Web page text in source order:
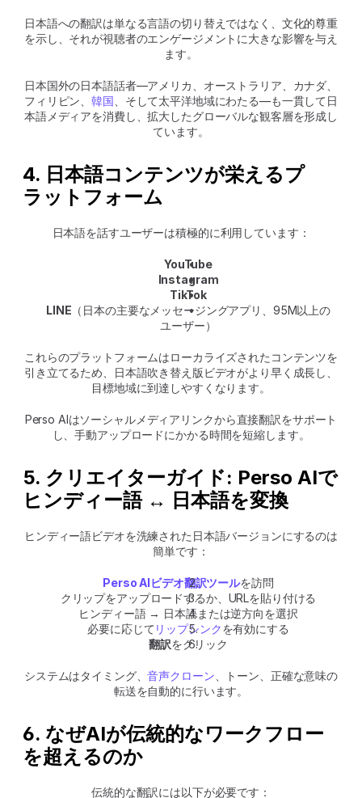
日本語への翻訳は単なる言語の切り替えではなく、文化的尊重
を示し、それが視聴者のエンゲージメントに大きな影響を与え
ます。
日本国外の日本語話者—アメリカ、オーストラリア、カナダ、
フィリピン、韓国 、そして太平洋地域にわたる—も一貫して日
本語メディアを消費し、拡大したグローバルな観客層を形成し
ています。
4. 日本語コンテンツが栄えるプ
ラットフォーム
日本語を話すユーザーは積極的に利用しています：
YouTube
Instagram
TikTok
LINE （日本の主要なメッセージングアプリ、95M以上の
ユーザー）
これらのプラットフォームはローカライズされたコンテンツを
引き立てるため、日本語吹き替え版ビデオがより早く成長し、
目標地域に到達しやすくなります。
Perso AIはソーシャルメディアリンクから直接翻訳をサポート
し、手動アップロードにかかる時間を短縮します。
5. クリエイターガイド: Perso AIで
ヒンディー語 ↔ 日本語を変換
ヒンディー語ビデオを洗練された日本語バージョンにするのは
簡単です：
Perso AIビデオ翻訳ツールを訪問
クリップをアップロードするか、URLを貼り付ける
ヒンディー語 → 日本語または逆方向を選択
必要に応じて リップシンクを有効にする
翻訳をクリック
システムはタイミング、音声クローン 、トーン、正確な意味の
転送を自動的に行います。
6. なぜAIが伝統的なワークフロー
を超えるのか
伝統的な翻訳には以下が必要です：